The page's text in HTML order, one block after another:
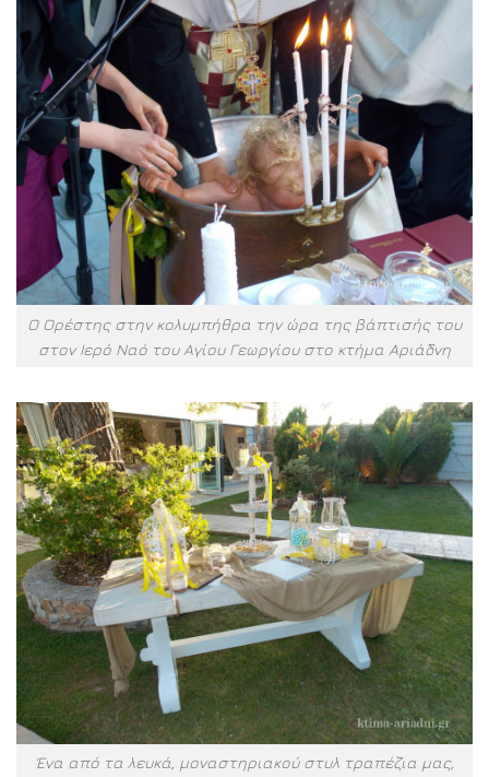
Ο Ορέστης στην κολυμπήθρα την ώρα της βάπτισής του
στον Ιερό Ναό του Αγίου Γεωργίου στο κτήμα Αριάδνη
Ένα από τα λευκά, μοναστηριακού στυλ τραπέζια μας,